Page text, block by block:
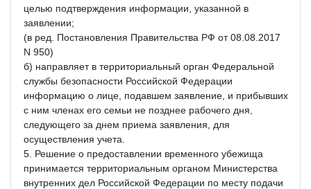
целью подтверждения информации, указанной в
заявлении;
(в ред. Постановления Правительства РФ от 08.08.2017
N 950)
б) направляет в территориальный орган Федеральной
службы безопасности Российской Федерации
информацию о лице, подавшем заявление, и прибывших
с ним членах его семьи не позднее рабочего дня,
следующего за днем приема заявления, для
осуществления учета.
5. Решение о предоставлении временного убежища
принимается территориальным органом Министерства
внутренних дел Российской Федерации по месту подачи